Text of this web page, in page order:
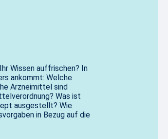
Wissen auffrischen? In
ankommt: Welche
Arzneimittel sind
Was ist
ausgestellt? Wie
in Bezug auf die